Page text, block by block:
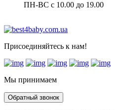
ПН-ВС с 10.00 до 19.00
Присоединяйтесь к нам!
Мы принимаем
Обратный звонок